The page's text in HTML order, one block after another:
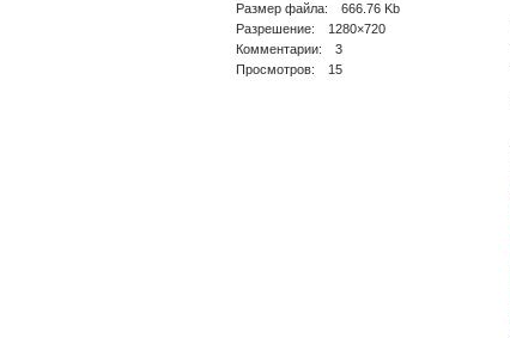
Размер файла: 666.76 Kb
Разрешение: 1280×720
Комментарии: 3
Просмотров: 15